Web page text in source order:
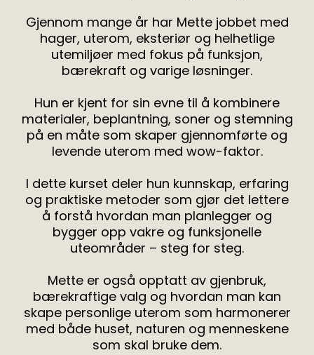
Gjennom mange år har Mette jobbet med
hager, uterom, eksteriør og helhetlige
utemiljøer med fokus på funksjon,
bærekraft og varige løsninger.
Hun er kjent for sin evne til å kombinere
materialer, beplantning, soner og stemning
på en måte som skaper gjennomførte og
levende uterom med wow-faktor.
I dette kurset deler hun kunnskap, erfaring
og praktiske metoder som gjør det lettere
å forstå hvordan man planlegger og
bygger opp vakre og funksjonelle
uteområder – steg for steg.
Mette er også opptatt av gjenbruk,
bærekraftige valg og hvordan man kan
skape personlige uterom som harmonerer
med både huset, naturen og menneskene
som skal bruke dem.